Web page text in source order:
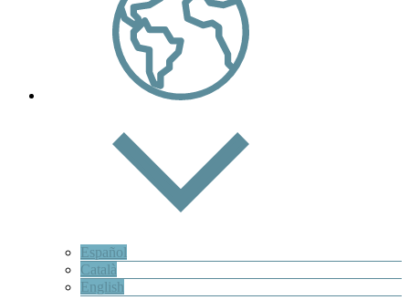
Español
Català
English